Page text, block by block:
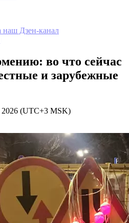
наш Дзен-канал
во что сейчас
и зарубежные
2026 (UTC+3 MSK)